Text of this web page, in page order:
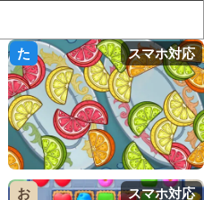
た スマホ対応
お スマホ対応